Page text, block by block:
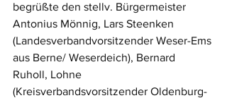
begrüßte den stellv. Bürgermeister
Antonius Mönnig, Lars Steenken
(Landesverbandvorsitzender Weser-Ems
aus Berne/ Weserdeich), Bernard
Ruholl, Lohne
(Kreisverbandsvorsitzender Oldenburg-